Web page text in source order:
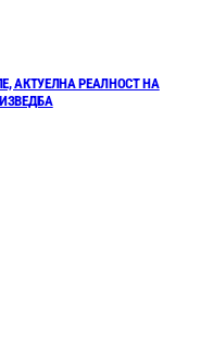
АКТУЕЛНА РЕАЛНОСТ НА